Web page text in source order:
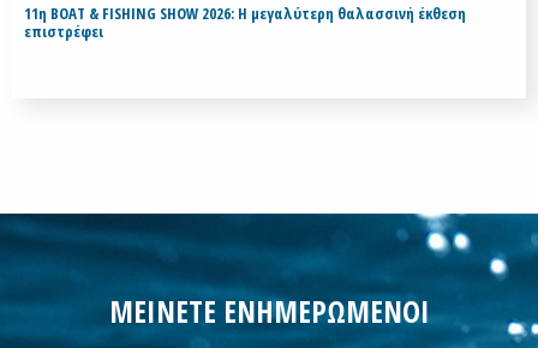
11η BOAT & FISHING SHOW 2026: Η μεγαλύτερη θαλασσινή έκθεση
επιστρέφει
ΜΕΙΝΕΤΕ ΕΝΗΜΕΡΩΜΕΝΟΙ